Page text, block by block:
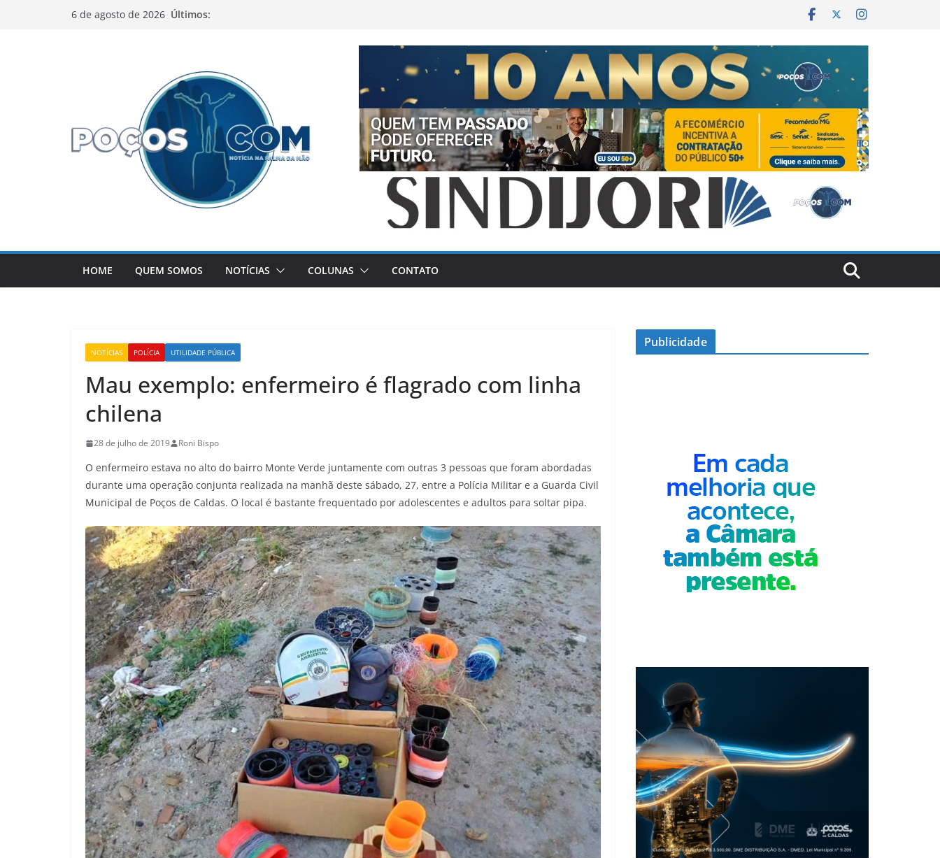
6 de agosto de 2026 Últimos:
HOME QUEM SOMOS NOTÍCIAS COLUNAS CONTATO
NOTÍCIAS POLÍCIA UTILIDADE PÚBLICA
Mau exemplo: enfermeiro é flagrado com linha
chilena
28 de julho de 2019 Roni Bispo
O enfermeiro estava no alto do bairro Monte Verde juntamente com outras 3 pessoas que foram abordadas
durante uma operação conjunta realizada na manhã deste sábado, 27, entre a Polícia Militar e a Guarda Civil
Municipal de Poços de Caldas. O local é bastante frequentado por adolescentes e adultos para soltar pipa.
Publicidade